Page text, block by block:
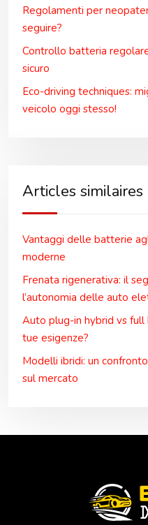
Regolamenti per
seguire?
Controllo batteria
sicuro
Eco-driving techniques:
veicolo oggi stesso!
Articles similaires
Vantaggi delle batterie
moderne
Frenata rigenerativa: il
l’autonomia delle auto
Auto plug-in hybrid vs
tue esigenze?
Modelli ibridi: un
sul mercato